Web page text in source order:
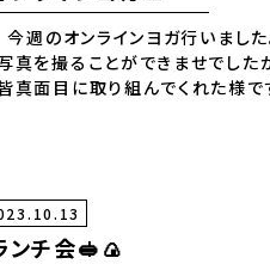
今週のオンラインヨガ行いまし
真を撮ることができませでした
真面目に取り組んでくれた様で
ンチ会🥪🍙